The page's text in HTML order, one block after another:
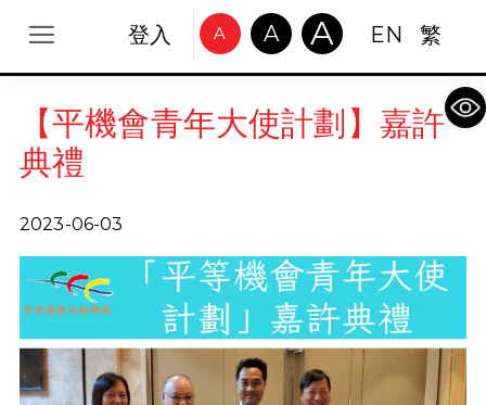
登入 A A A EN 繁
【平機會青年大使計劃】嘉許
典禮
2023-06-03